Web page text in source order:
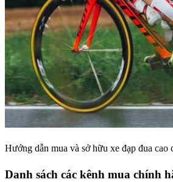
Hướng dẫn mua và sở hữu xe đạp đua cao
Danh sách các kênh mua chính